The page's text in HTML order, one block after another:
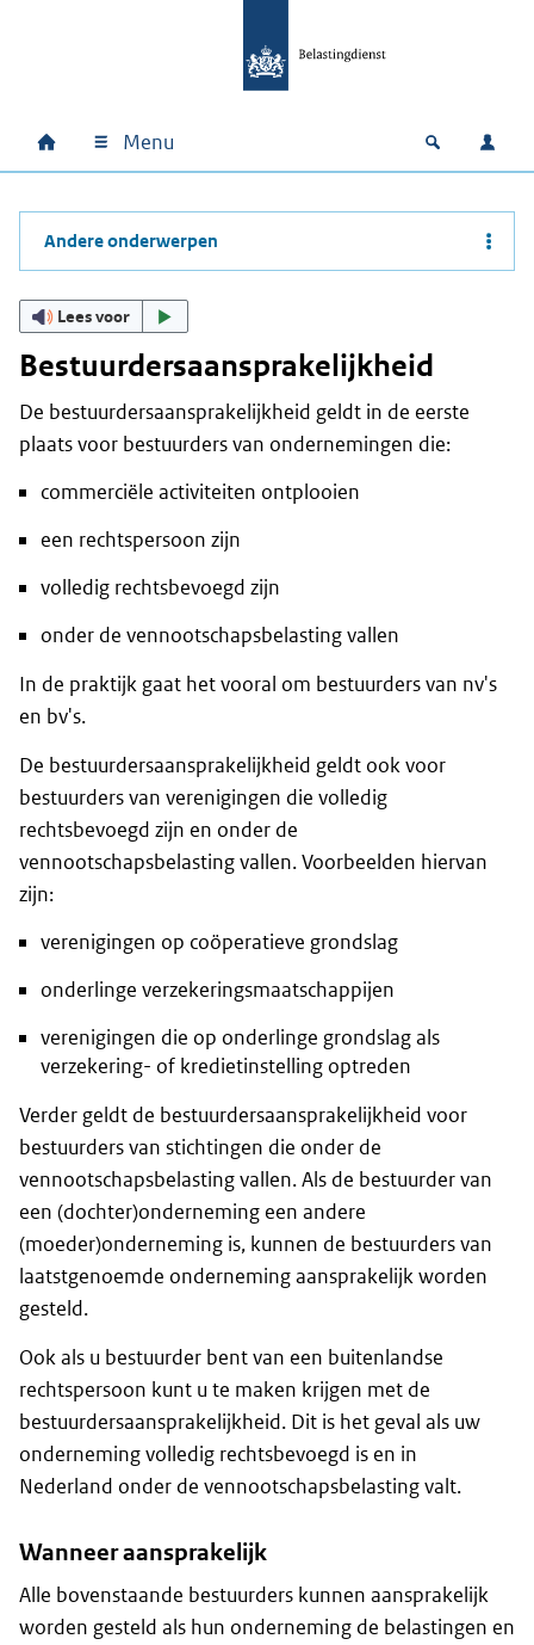
Hoofdnavigatie
Home Menu Open
Andere onderwerpen
Lees voor
Bestuurdersaansprakelijkheid
De bestuurdersaansprakelijkheid geldt in de eerste
plaats voor bestuurders van ondernemingen die:
commerciële activiteiten ontplooien
een rechtspersoon zijn
volledig rechtsbevoegd zijn
onder de vennootschapsbelasting vallen
In de praktijk gaat het vooral om bestuurders van nv's
en bv's.
De bestuurdersaansprakelijkheid geldt ook voor
bestuurders van verenigingen die volledig
rechtsbevoegd zijn en onder de
vennootschapsbelasting vallen. Voorbeelden hiervan
zijn:
verenigingen op coöperatieve grondslag
onderlinge verzekeringsmaatschappijen
verenigingen die op onderlinge grondslag als
verzekering- of kredietinstelling optreden
Verder geldt de bestuurdersaansprakelijkheid voor
bestuurders van stichtingen die onder de
vennootschapsbelasting vallen. Als de bestuurder van
een (dochter)onderneming een andere
(moeder)onderneming is, kunnen de bestuurders van
laatstgenoemde onderneming aansprakelijk worden
gesteld.
Ook als u bestuurder bent van een buitenlandse
rechtspersoon kunt u te maken krijgen met de
bestuurdersaansprakelijkheid. Dit is het geval als uw
onderneming volledig rechtsbevoegd is en in
Nederland onder de vennootschapsbelasting valt.
Wanneer aansprakelijk
Alle bovenstaande bestuurders kunnen aansprakelijk
worden gesteld als hun onderneming de belastingen en